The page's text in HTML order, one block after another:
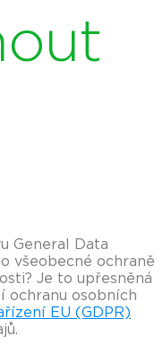
General Data
všeobecné ochraně
Je to upřesněná
ochranu osobních
EU (GDPR)